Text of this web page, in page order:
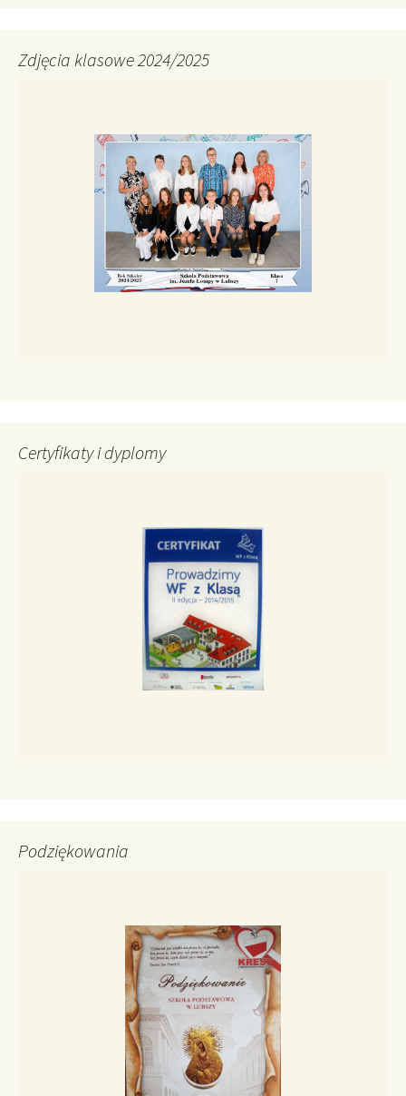
Zdjęcia klasowe 2024/2025
Certyfikaty i dyplomy
Podziękowania